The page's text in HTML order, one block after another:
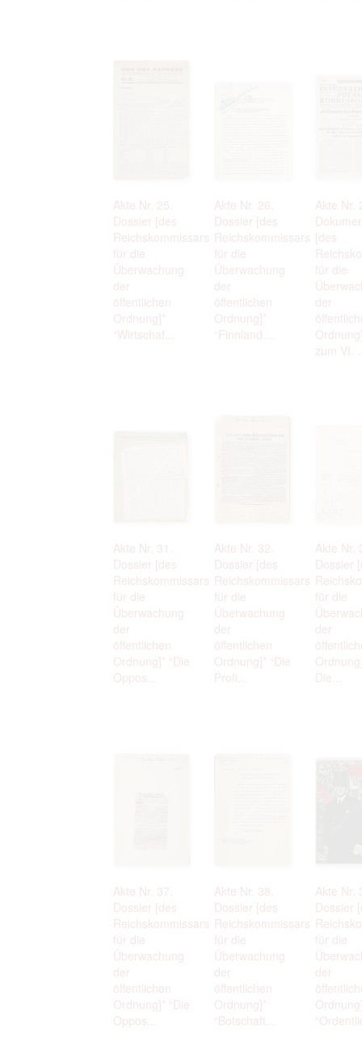
Akte Nr. 25.
Dossier [des
Reichskommissars
für die
Überwachung
der
öffentlichen
Ordnung]*
“Wirtschaf...
Akte Nr. 26.
Dossier [des
Reichskommissars
für die
Überwachung
der
öffentlichen
Ordnung]*
“Finnland....
Akte Nr.
[des
für die
der
zum VI.
Akte Nr. 31.
Dossier [des
Reichskommissars
für die
Überwachung
der
öffentlichen
Ordnung]* “Die
Oppos...
Akte Nr. 32.
Dossier [des
Reichskommissars
für die
Überwachung
der
öffentlichen
Ordnung]* “Die
Profi...
Akte Nr.
Dossier
für die
der
Die...
Akte Nr. 37.
Dossier [des
Reichskommissars
für die
Überwachung
der
öffentlichen
Ordnung]* “Die
Oppos...
Akte Nr. 38.
Dossier [des
Reichskommissars
für die
Überwachung
der
öffentlichen
Ordnung]*
“Botschaft...
Akte Nr.
Dossier
für die
der